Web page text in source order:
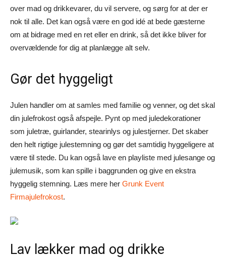
over mad og drikkevarer, du vil servere, og sørg for at der er
nok til alle. Det kan også være en god idé at bede gæsterne
om at bidrage med en ret eller en drink, så det ikke bliver for
overvældende for dig at planlægge alt selv.
Gør det hyggeligt
Julen handler om at samles med familie og venner, og det skal
din julefrokost også afspejle. Pynt op med juledekorationer
som juletræ, guirlander, stearinlys og julestjerner. Det skaber
den helt rigtige julestemning og gør det samtidig hyggeligere at
være til stede. Du kan også lave en playliste med julesange og
julemusik, som kan spille i baggrunden og give en ekstra
hyggelig stemning. Læs mere her Grunk Event
Firmajulefrokost.
Lav lækker mad og drikke